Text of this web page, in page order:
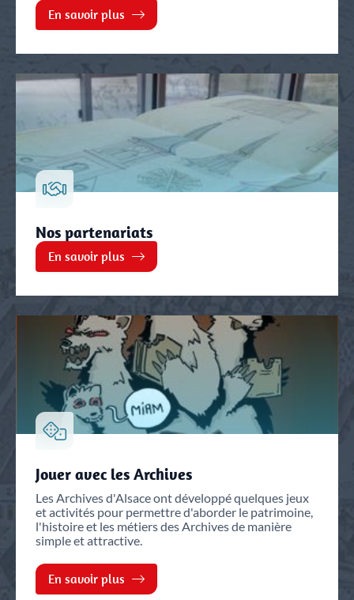
En savoir plus
Nos partenariats
En savoir plus
Jouer avec les Archives
Les Archives d'Alsace ont développé quelques jeux
et activités pour permettre d'aborder le patrimoine,
l'histoire et les métiers des Archives de manière
simple et attractive.
En savoir plus